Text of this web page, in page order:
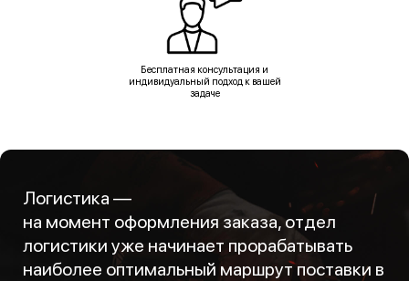
Бесплатная консультация и
индивидуальный подход к вашей
задаче
Логистика —
на момент оформления заказа, отдел
логистики уже начинает прорабатывать
наиболее оптимальный маршрут поставки в